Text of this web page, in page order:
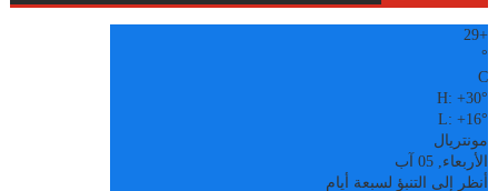
+
29
°
C
H:+30°
L:+16°
مونتريال
الأربعاء, 05 آب
أنظر إلى التنبؤ لسبعة أيام